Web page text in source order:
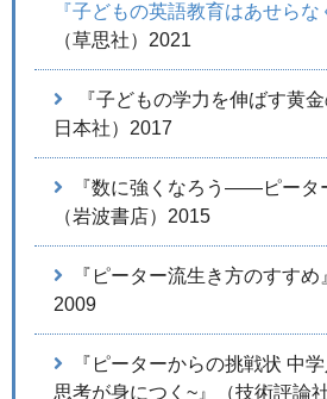
『子どもの英語教育はあせらな
（草思社）2021
『子どもの学力を伸ばす黄
日本社）2017
『数に強くなろう――ピータ
（岩波書店）2015
『ピーター流生き方のすすめ
2009
『ピーターからの挑戦状 中
思考が身につく~』（技術評論